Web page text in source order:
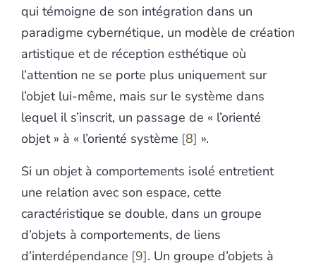
qui témoigne de son intégration dans un
paradigme cybernétique, un modèle de création
artistique et de réception esthétique où
l’attention ne se porte plus uniquement sur
l’objet lui-même, mais sur le système dans
lequel il s’inscrit, un passage de « l’orienté
objet » à « l’orienté système 8 ».
Si un objet à comportements isolé entretient
une relation avec son espace, cette
caractéristique se double, dans un groupe
d’objets à comportements, de liens
d’interdépendance 9 . Un groupe d’objets à